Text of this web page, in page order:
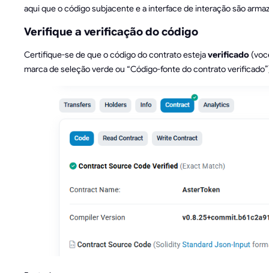
aqui que o código subjacente e a interface de interação são
Verifique a verificação do código
Certifique-se de que o código do contrato estejaverificado
marca de seleção verde ou “Código-fonte do contrato